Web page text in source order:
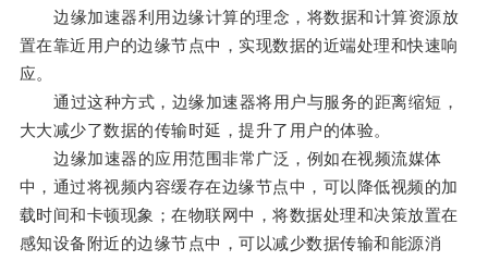
边缘加速器利用边缘计算的理念，将数据和计算资源放
置在靠近用户的边缘节点中，实现数据的近端处理和快速响
应。
通过这种方式，边缘加速器将用户与服务的距离缩短，
大大减少了数据的传输时延，提升了用户的体验。
边缘加速器的应用范围非常广泛，例如在视频流媒体
中，通过将视频内容缓存在边缘节点中，可以降低视频的加
载时间和卡顿现象；在物联网中，将数据处理和决策放置在
感知设备附近的边缘节点中，可以减少数据传输和能源消